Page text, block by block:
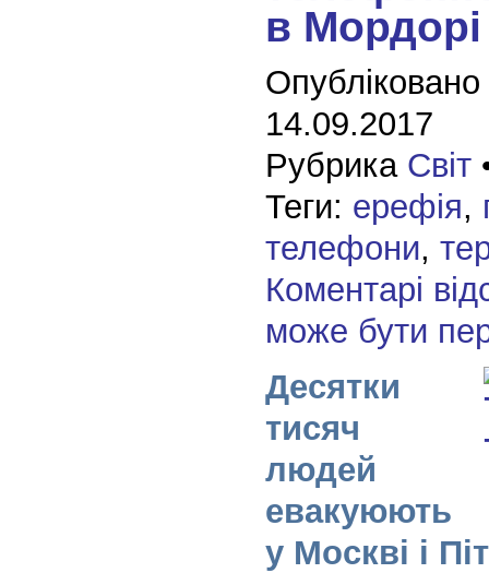
в Мордорі
14.09.2017
Рубрика Світ
Теги: ерефія,
телефони,
Коментарі
може бути
Десятки
тисяч
людей
евакуюють
у Москві і